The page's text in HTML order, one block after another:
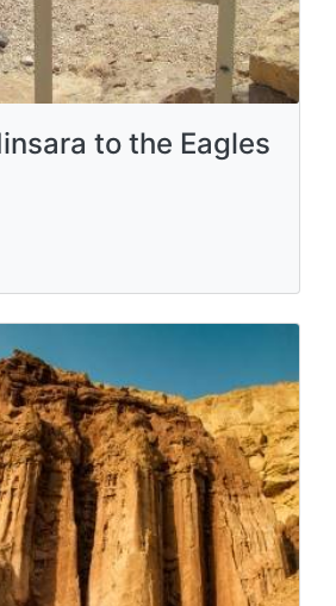
to the Eagles